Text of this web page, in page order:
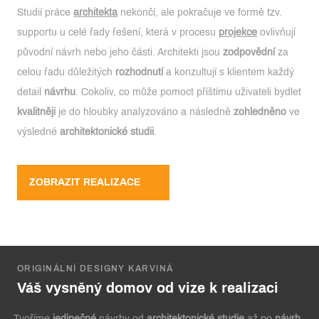
Studií práce architekta nekončí, ale pokračuje ve formě tzv.
supportu u celé řady řešení, která v procesu projekce ovlivňují
původní návrh nebo jeho části. Architekti jsou zodpovědní za
celou řadu důležitých rozhodnutí a konzultují s klientem každý
detail návrhu. Cokoliv, co může pomoct příštímu uživateli bydlet
kvalitněji je do hloubky analyzováno a následně zohledněno ve
výsledné architektonické studii.
ZOBRAZIT REALIZACE
ORIGINÁLNÍ DESIGNY KARVINÁ
Váš vysněný domov od vize k realizaci